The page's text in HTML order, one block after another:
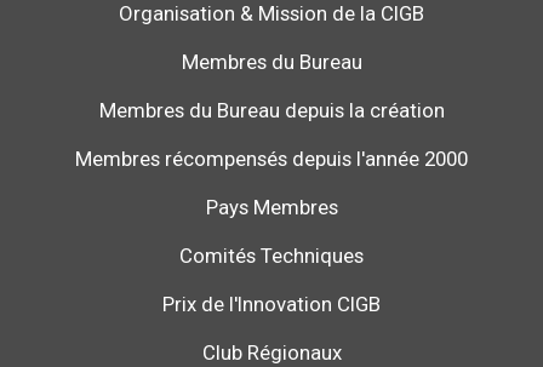
Organisation & Mission de la CIGB
Membres du Bureau
Membres du Bureau depuis la création
Membres récompensés depuis l'année 2000
Pays Membres
Comités Techniques
Prix de l'Innovation CIGB
Club Régionaux